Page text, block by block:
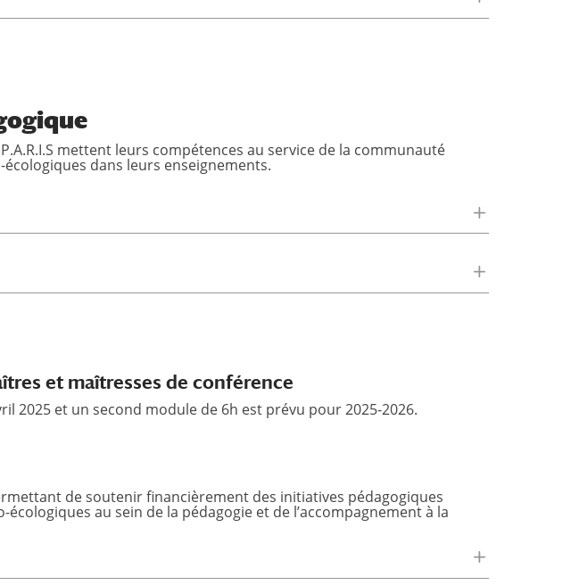
mettent leurs compétences au service de la communauté
dans leurs enseignements.
et maîtresses de conférence
2025 et un second module de 6h est prévu pour 2025-2026.
de soutenir financièrement des initiatives pédagogiques
au sein de la pédagogie et de l’accompagnement à la